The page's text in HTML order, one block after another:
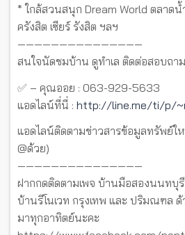
* ใกล้สวนสนุก Dream World ตลาดน้
ครังสิต เซียร์ รังสิต ฯลฯ
———————————————
สนใจนัดชมบ้าน ดูทำเล ติดต่อสอบถาม
✅ – คุณออย : 063-929-5633
แอดไลน์ที่นี่ : http://line.me/ti/p/
แอดไลน์ติดตามข่าวสารข้อมูลทรัพย์ใ
@ด้วย)
———————————————
ฝากกดติดตามเพจ บ้านมือสองนนทบุ
บ้านรีโนเวท กรุงเทพ และ ปริมณฑล
มาทุกอาทิตย์นะคะ